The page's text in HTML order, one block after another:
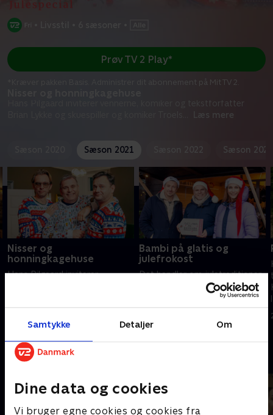
Samtykke Detaljer Om
Dine data og cookies
Vi bruger egne cookies og cookies fra
Hans Pilgaard inviterer vennerne, komiker og tekstforfatter
Læs mere
Prøv TV 2 Play*
*Kræver pakken Basis. Administrer dit abonnement på Mit TV 2.
Sæson 2021 Sæson 2023
Nisser og
honningkagehuse
Hans Pilgaard inviterer
skuespiller og komiker Troels
Malling, på en rejse rundt i det
danske juleland.
24. november 2021 • 30 min
Bambi på glatis og
julefrokost
Det handler om juletraditioner,
julegodter og julesne, når Hans
Pilgaard tager Ibi Støving og
Nicolaj Kopernikus på Tour de
Jul i det hyggelige
Nordsjælland.
7. december 2022 • 30 min
Andre så også